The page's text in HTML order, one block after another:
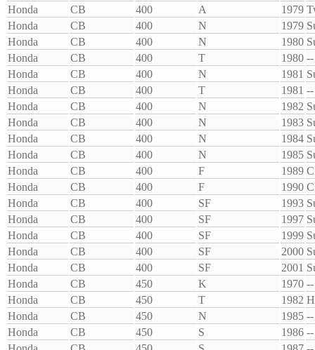
Honda
CB 400 A 1979
Honda
CB 400 N 1979
Honda
CB 400 N 1980
Honda
CB 400 T 1980 --
Honda
CB 400 N 1981
Honda
CB 400 T 1981 --
Honda
CB 400 N 1982
Honda
CB 400 N 1983
Honda
CB 400 N 1984
Honda
CB 400 N 1985
Honda
CB 400 F 1989
Honda
CB 400 F 1990
Honda
CB 400 SF 1993
Honda
CB 400 SF 1997
Honda
CB 400 SF 1999
Honda
CB 400 SF 2000
Honda
CB 400 SF 2001
Honda
CB 450 K 1970 --
Honda
CB 450 T 1982
Honda
CB 450 N 1985 --
Honda
CB 450 S 1986 --